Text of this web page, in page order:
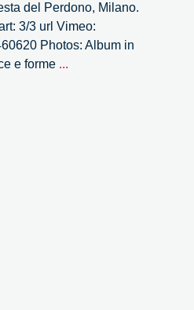
del Perdono, Milano.
3/3 url Vimeo:
Photos: Album in
e forme ...